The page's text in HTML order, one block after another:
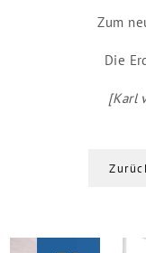
Zum
Die
[Karl